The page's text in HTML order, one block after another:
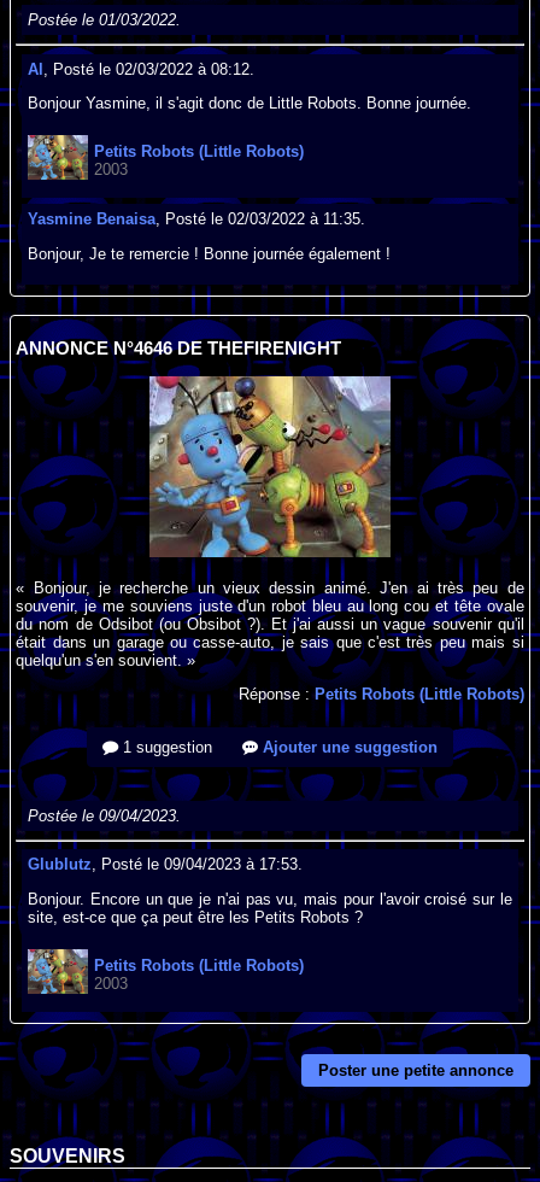
Postée le 01/03/2022.
Al , Posté le 02/03/2022 à 08:12.
Bonjour Yasmine, il s'agit donc de Little Robots. Bonne journée.
Petits Robots (Little Robots)
2003
Yasmine Benaisa, Posté le 02/03/2022 à 11:35.
Bonjour, Je te remercie ! Bonne journée également !
ANNONCE N°4646 DE THEFIRENIGHT
« Bonjour, je recherche un vieux dessin animé. J'en ai très peu de
souvenir, je me souviens juste d'un robot bleu au long cou et tête ovale
du nom de Odsibot (ou Obsibot ?). Et j'ai aussi un vague souvenir qu'il
était dans un garage ou casse-auto, je sais que c'est très peu mais si
quelqu'un s'en souvient. »
Réponse :Petits Robots (Little Robots)
1 suggestion Ajouter une suggestion
Postée le 09/04/2023.
Glublutz, Posté le 09/04/2023 à 17:53.
Bonjour. Encore un que je n'ai pas vu, mais pour l'avoir croisé sur le
site, est-ce que ça peut être les Petits Robots ?
Petits Robots (Little Robots)
2003
Poster une petite annonce
SOUVENIRS